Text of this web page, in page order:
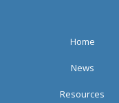
Home
News
Resources